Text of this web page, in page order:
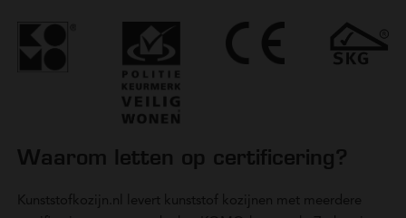
Waarom letten op certificering?
Kunststofkozijn.nl levert kunststof kozijnen met meerdere